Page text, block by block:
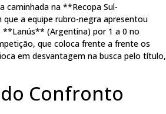
caminhada na **Recopa Sul-
a equipe rubro-negra apresentou
(Argentina) por 1 a 0 no
que coloca frente a frente os
em desvantagem na busca pelo título,
Confronto